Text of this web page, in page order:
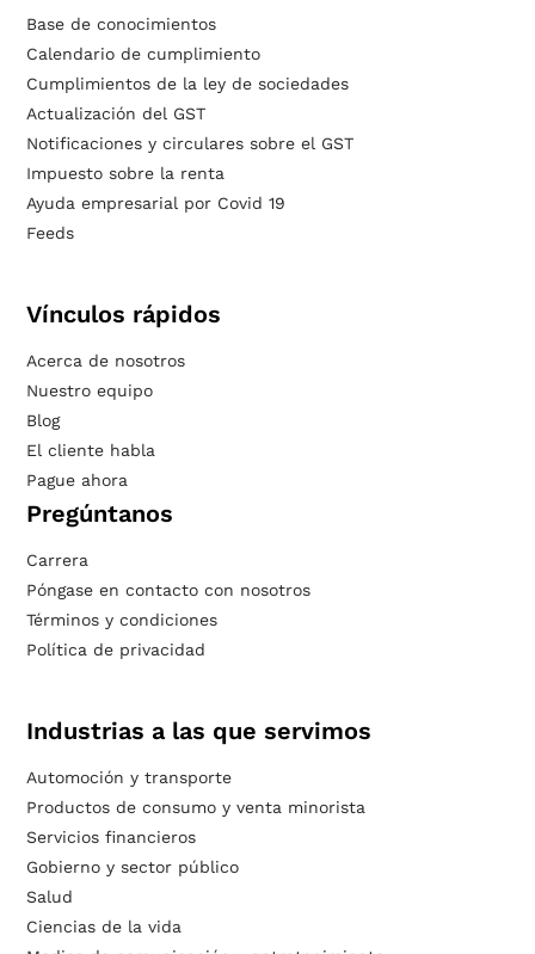
Base de conocimientos
Calendario de cumplimiento
Cumplimientos de la ley de sociedades
Actualización del GST
Notificaciones y circulares sobre el GST
Impuesto sobre la renta
Ayuda empresarial por Covid 19
Feeds
Vínculos rápidos
Acerca de nosotros
Nuestro equipo
Blog
El cliente habla
Pague ahora
Pregúntanos
Carrera
Póngase en contacto con nosotros
Términos y condiciones
Política de privacidad
Industrias a las que servimos
Automoción y transporte
Productos de consumo y venta minorista
Servicios financieros
Gobierno y sector público
Salud
Ciencias de la vida